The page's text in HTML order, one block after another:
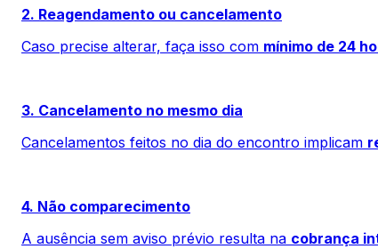
2. Reagendamento ou cancelamento
Caso precise alterar, faça isso com mínimo de 24
3. Cancelamento no mesmo dia
Cancelamentos feitos no dia do encontro implicam
4. Não comparecimento
A ausência sem aviso prévio resulta na cobrança